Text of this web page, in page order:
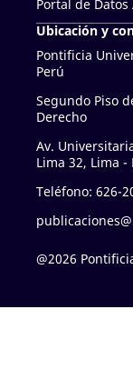
Portal de Datos
Ubicación y
Pontificia
Perú
Segundo Piso
Derecho
Av.
Lima 32, Lima -
Teléfono: 626-
@2026